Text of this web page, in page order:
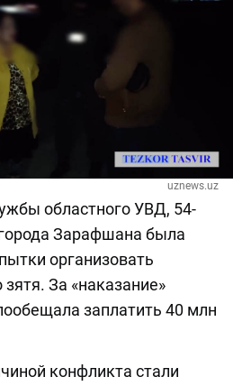
uznews.uz
областного УВД, 54-
Зарафшана была
организовать
За «наказание»
заплатить 40 млн
конфликта стали